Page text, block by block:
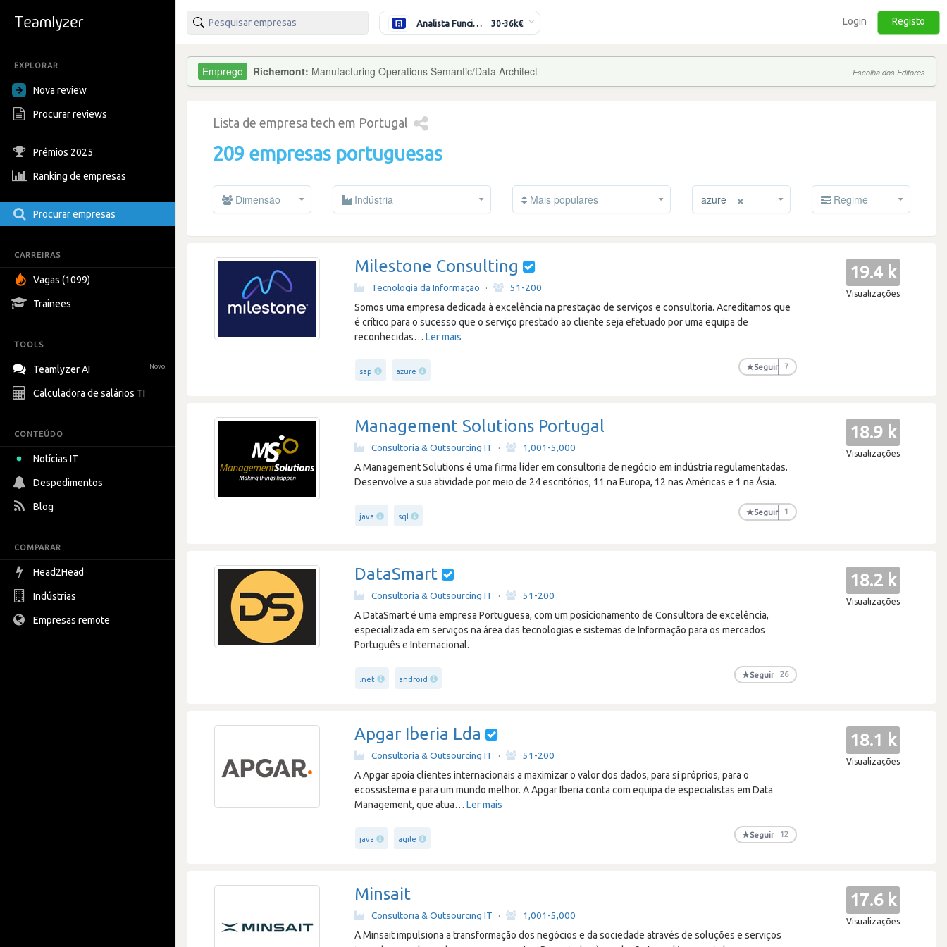
EXPLORAR
Nova review
Procurar reviews
Prémios 2025
Ranking de empresas
Procurar empresas
CARREIRAS
Vagas (1099)
Trainees
TOOLS
Teamlyzer AI Novo!
Calculadora de salários TI
CONTEÚDO
Notícias IT
Despedimentos
Blog
COMPARAR
Head2Head
Indústrias
Empresas remote
Analista Funcional (Híbrido) 30-36k€ Login Registo
Richemont: Manufacturing Operations Semantic/Data Architect Escolha dos Editores
Lista de empresa tech em Portugal
209 empresas portuguesas
Dimensão Indústria Mais populares ×
azure Regime
Milestone Consulting
Tecnologia da Informação ·
51-200
Somos uma empresa dedicada à excelência na prestação de serviços e consultoria. Acreditamos que
é crítico para o sucesso que o serviço prestado ao cliente seja efetuado por uma equipa de
reconhecidas…Ler mais
sap azure
★Seguir 7
19.4 k
Visualizações
Management Solutions Portugal
Consultoria & Outsourcing IT ·
1,001-5,000
A Management Solutions é uma firma líder em consultoria de negócio em indústria regulamentadas.
Desenvolve a sua atividade por meio de 24 escritórios, 11 na Europa, 12 nas Américas e 1 na Ásia.
java sql
★Seguir 1
18.9 k
Visualizações
DataSmart
Consultoria & Outsourcing IT ·
51-200
A DataSmart é uma empresa Portuguesa, com um posicionamento de Consultora de excelência,
especializada em serviços na área das tecnologias e sistemas de Informação para os mercados
Português e Internacional.
.net android
★Seguir 26
18.2 k
Visualizações
Apgar Iberia Lda
Consultoria & Outsourcing IT ·
51-200
A Apgar apoia clientes internacionais a maximizar o valor dos dados, para si próprios, para o
ecossistema e para um mundo melhor. A Apgar Iberia conta com equipa de especialistas em Data
Management, que atua…Ler mais
java agile
★Seguir 12
18.1 k
Visualizações
Minsait
Consultoria & Outsourcing IT ·
1,001-5,000
A Minsait impulsiona a transformação dos negócios e da sociedade através de soluções e serviços
17.6 k
Visualizações